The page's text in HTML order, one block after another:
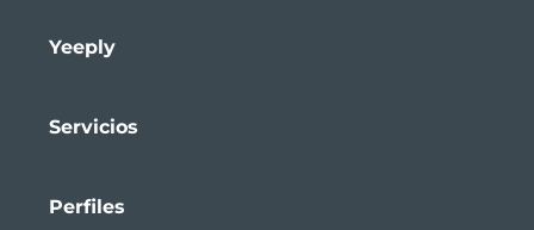
Yeeply
Servicios
Perfiles